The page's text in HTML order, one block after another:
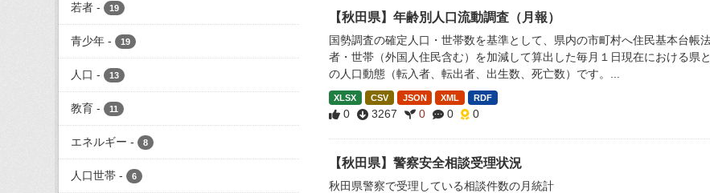
若者 - 19
青少年 - 19
人口 - 13
教育 - 11
エネルギー - 8
人口世帯 - 6
【秋田県】年齢別人口流動調査（月報）
国勢調査の確定人口・世帯数を基準として、県内の市町村へ住民基本台帳
者・世帯（外国人住民含む）を加減して算出した毎月１日現在における県
の人口動態（転入者、転出者、出生数、死亡数）です。...
XLSX CSV JSON XML RDF
0 3267 0 0 0
【秋田県】警察安全相談受理状況
秋田県警察で受理している相談件数の月統計